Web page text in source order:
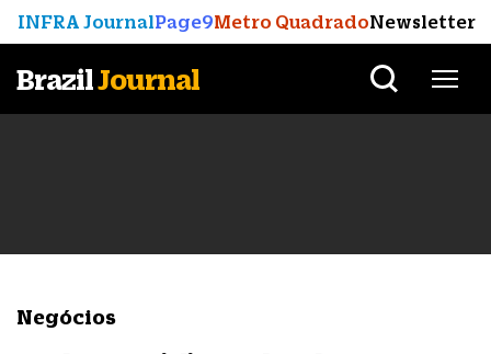
INFRA JournalPage9Metro QuadradoNewsletter
BrazilJournal
Negócios